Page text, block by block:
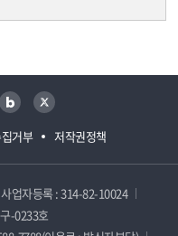
거부 저작권정책
블로그 트위터
사업자등록 : 314-82-10024
-0233호